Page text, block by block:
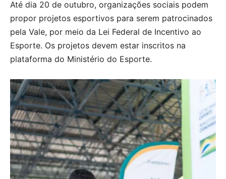
Até dia 20 de outubro, organizações sociais podem
propor projetos esportivos para serem patrocinados
pela Vale, por meio da Lei Federal de Incentivo ao
Esporte. Os projetos devem estar inscritos na
plataforma do Ministério do Esporte.